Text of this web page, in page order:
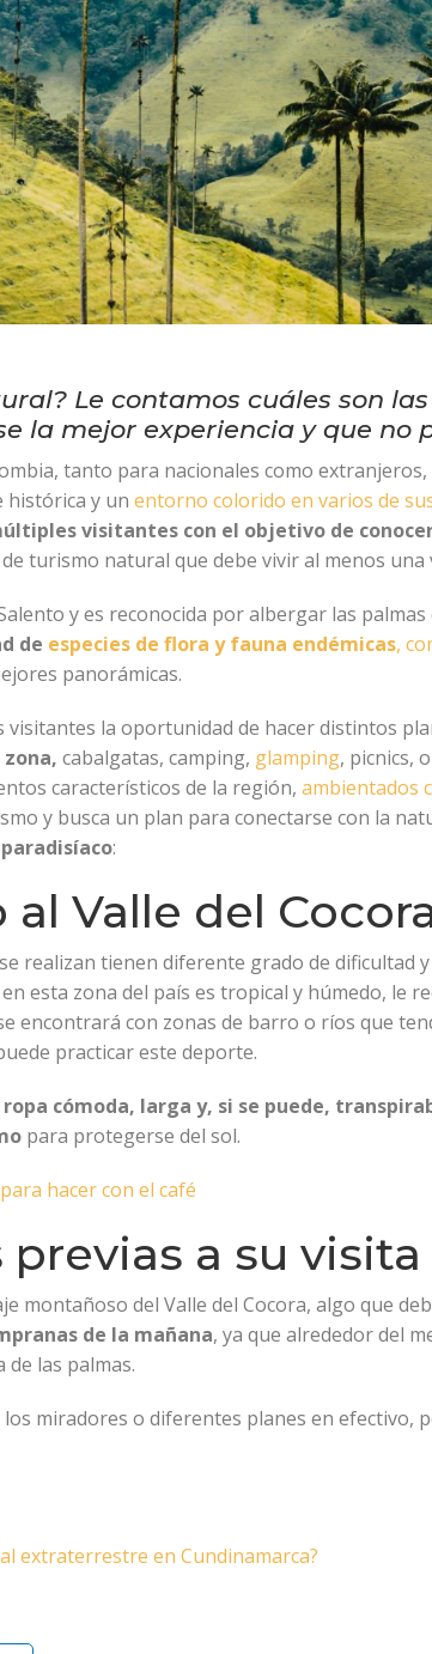
Le contamos cuáles son
la mejor experiencia y que no
tanto para nacionales como
histórica y un entorno colorido en varios de
visitantes con el objetivo de
turismo natural que debe vivir al menos una
y es reconocida por albergar las
de especies de flora y fauna endémicas,
panorámicas.
visitantes la oportunidad de hacer distintos
cabalgatas, camping, glamping, picnics,
característicos de la región, ambientados
y busca un plan para conectarse con la
:
Valle del
realizan tienen diferente grado de dificultad
esta zona del país es tropical y húmedo, le
encontrará con zonas de barro o ríos que
practicar este deporte.
ropa cómoda, larga y, si se puede,
para protegerse del sol.
hacer con el café
a su visita
montañoso del Valle del Cocora, algo que
de la mañana, ya que alrededor del
las palmas.
miradores o diferentes planes en efectivo,
extraterrestre en Cundinamarca?